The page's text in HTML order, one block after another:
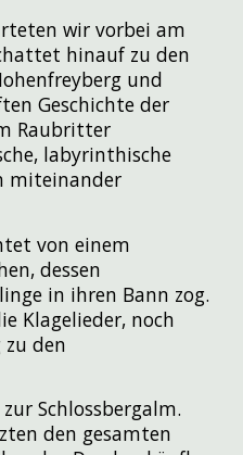
wir vorbei am
hinauf zu den
und
Geschichte der
Raubritter
labyrinthische
miteinander
von einem
dessen
in ihren Bann zog.
Klagelieder, noch
den
Schlossbergalm.
den gesamten